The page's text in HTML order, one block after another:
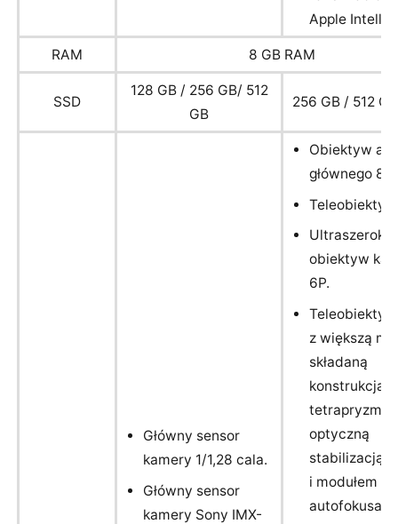
Apple
RAM 8 GB RAM
SSD
128 GB / 256 GB/ 512
GB
256 GB / 512
Główny sensor
kamery 1/1,28 cala.
Główny sensor
kamery Sony IMX-
Obiektyw
głównego 8P.
Teleobiektyw
obiektyw
6P.
Teleobiektyw
z większą
składaną
konstrukcją
optyczną
stabilizacją
i modułem
autofokusa